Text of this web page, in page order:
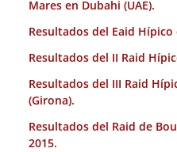
Mares en Dubahi (UAE).
Resultados del Eaid Hípico
Resultados del II Raid
Resultados del III Raid
(Girona).
Resultados del Raid de
2015.